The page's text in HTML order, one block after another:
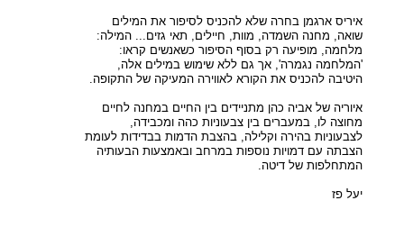
איריס ארגמן בחרה שלא להכניס לסיפור את המילים
שואה, מחנה השמדה, מוות, חיילים, תאי גזים... המילה:
מלחמה, מופיעה רק בסוף הסיפור כשאנשים קראו:
'המלחמה נגמרה', אך גם ללא שימוש במילים אלה,
היטיבה להכניס את הקורא לאווירה המעיקה של התקופה.
איוריה של אביה כהן מתניידים בין החיים במחנה לחיים
מחוצה לו, במעברים בין צבעוניות כהה ומכבידה,
לצבעוניות בהירה וקלילה, בהצבת הדמות בבדידות לעומת
הצבתה עם דמויות נוספות במרחב ובאמצעות הבעותיה
המתחלפות של דיטה.
יעל פז